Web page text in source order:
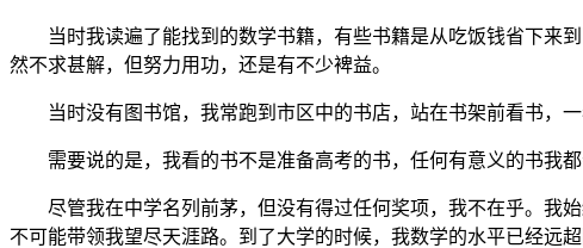
当时我读遍了能找到的数学书籍，有些书籍是从吃饭钱省下来到
然不求甚解，但努力用功，还是有不少裨益。
当时没有图书馆，我常跑到市区中的书店，站在书架前看书，一
需要说的是，我看的书不是准备高考的书，任何有意义的书我都
尽管我在中学名列前茅，但没有得过任何奖项，我不在乎。我始
不可能带领我望尽天涯路。到了大学的时候，我数学的水平已经远